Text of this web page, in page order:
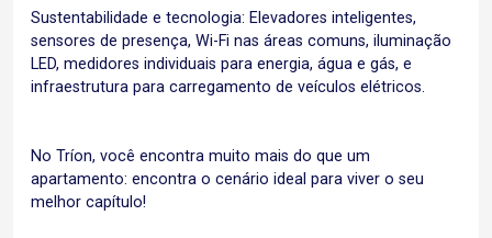
Sustentabilidade e tecnologia: Elevadores inteligentes,
sensores de presença, Wi-Fi nas áreas comuns, iluminação
LED, medidores individuais para energia, água e gás, e
infraestrutura para carregamento de veículos elétricos.
No Tríon, você encontra muito mais do que um
apartamento: encontra o cenário ideal para viver o seu
melhor capítulo!